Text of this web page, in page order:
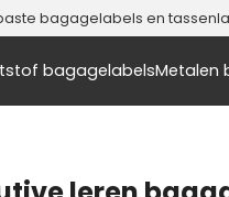
bagagelabels en
bagagelabelsMetalen